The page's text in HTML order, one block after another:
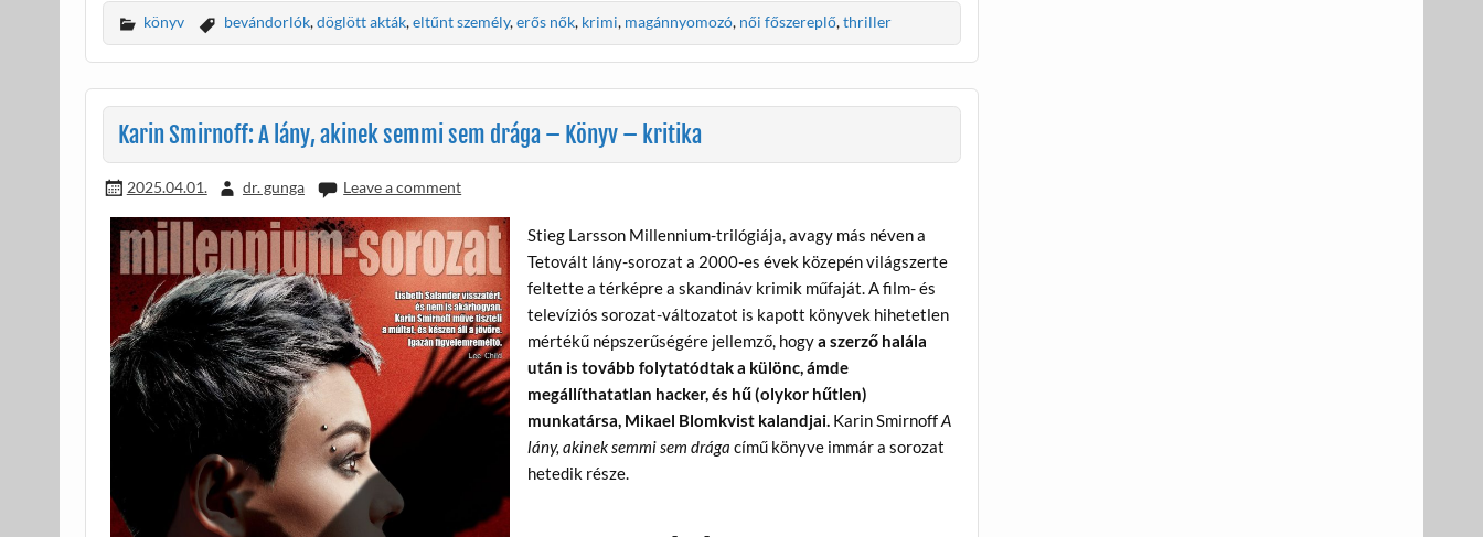
e
b
o
o
k
itt
er
ail za
m
e
g
könyv bevándorlók,döglött akták,eltűnt személy,erős nők, krimi, magánnyomozó, női főszereplő,thriller
Karin Smirnoff: A lány, akinek semmi sem drága – Könyv – kritika
2025.04.01. dr. gunga Leave a comment
Stieg Larsson Millennium-trilógiája, avagy más néven a
Tetovált lány-sorozat a 2000-es évek közepén világszerte
feltette a térképre a skandináv krimik műfaját. A film- és
televíziós sorozat-változatot is kapott könyvek hihetetlen
mértékű népszerűségére jellemző, hogya szerző halála
után is tovább folytatódtak a különc, ámde
megállíthatatlan hacker, és hű (olykor hűtlen)
munkatársa, Mikael Blomkvist kalandjai. Karin SmirnoffA
lány, akinek semmi sem drága című könyve immár a sorozat
hetedik része.